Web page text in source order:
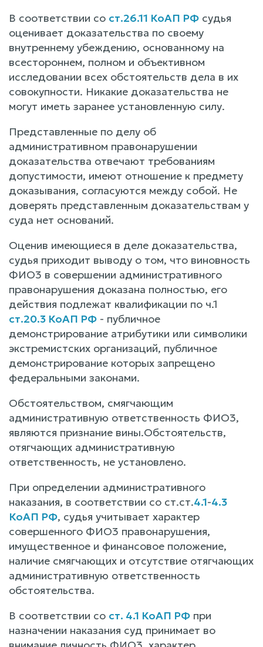
В соответствии со ст.26.11 КоАП РФ судья
оценивает доказательства по своему
внутреннему убеждению, основанному на
всестороннем, полном и объективном
исследовании всех обстоятельств дела в их
совокупности. Никакие доказательства не
могут иметь заранее установленную силу.
Представленные по делу об
административном правонарушении
доказательства отвечают требованиям
допустимости, имеют отношение к предмету
доказывания, согласуются между собой. Не
доверять представленным доказательствам у
суда нет оснований.
Оценив имеющиеся в деле доказательства,
судья приходит выводу о том, что виновность
ФИО3 в совершении административного
правонарушения доказана полностью, его
действия подлежат квалификации по ч.1
ст.20.3 КоАП РФ - публичное
демонстрирование атрибутики или символики
экстремистских организаций, публичное
демонстрирование которых запрещено
федеральными законами.
Обстоятельством, смягчающим
административную ответственность ФИО3,
являются признание вины.Обстоятельств,
отягчающих административную
ответственность, не установлено.
При определении административного
наказания, в соответствии со ст.ст.4.1-4.3
КоАП РФ, судья учитывает характер
совершенного ФИО3 правонарушения,
имущественное и финансовое положение,
наличие смягчающих и отсутствие отягчающих
административную ответственность
обстоятельства.
В соответствии со ст. 4.1 КоАП РФ при
назначении наказания суд принимает во